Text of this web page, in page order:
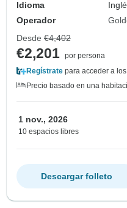
Idioma
Operador
Desde €4,402
€2,201 por persona
Regístrate para acceder a
Precio basado en una
1 nov., 2026
10 espacios libres
Descargar folleto